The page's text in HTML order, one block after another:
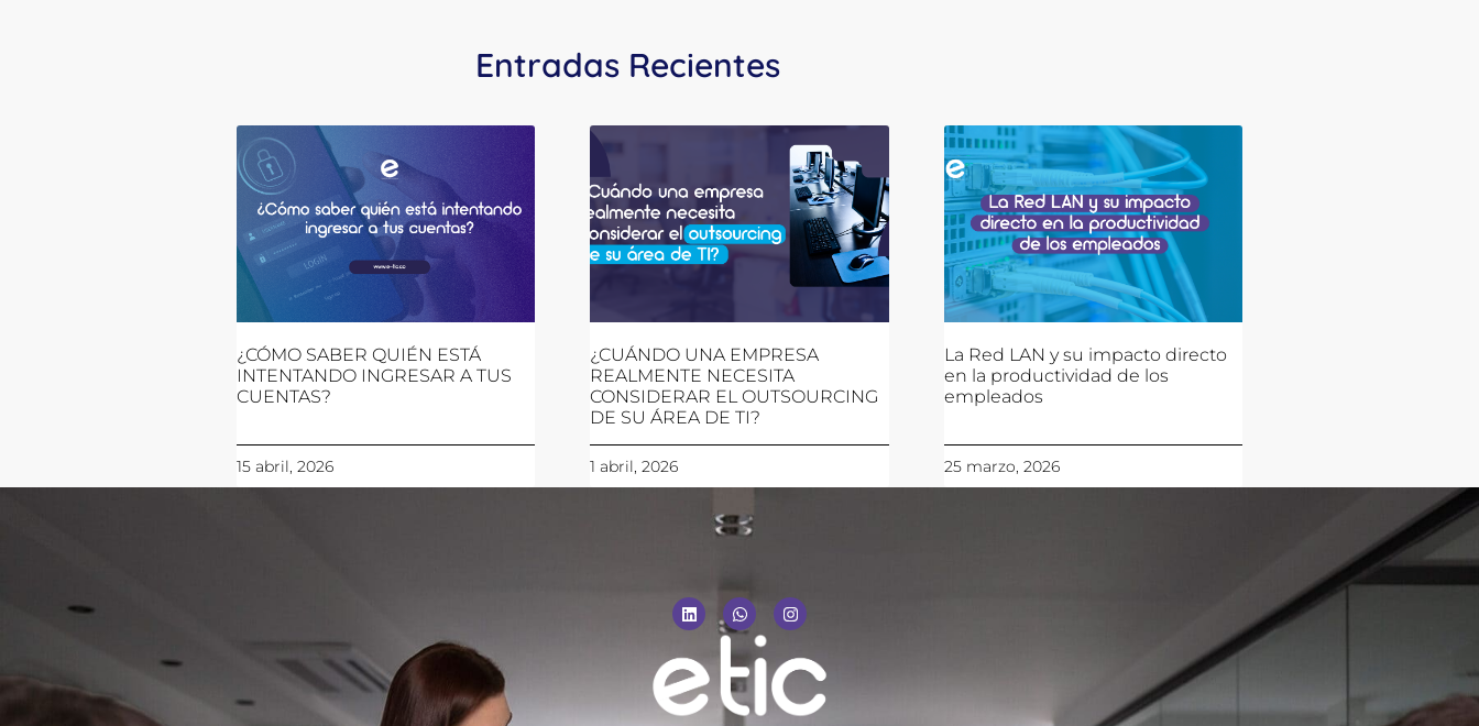
Entradas Recientes
¿CÓMO SABER QUIÉN ESTÁ
INTENTANDO INGRESAR A TUS
CUENTAS?
15 abril, 2026
¿CUÁNDO UNA EMPRESA
REALMENTE NECESITA
CONSIDERAR EL OUTSOURCING
DE SU ÁREA DE TI?
1 abril, 2026
La Red LAN y su impacto directo
en la productividad de los
empleados
25 marzo, 2026